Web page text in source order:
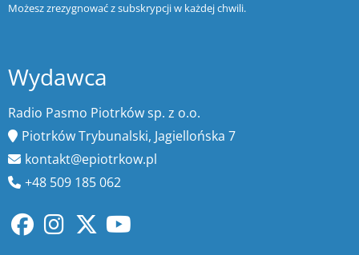
Możesz zrezygnować z subskrypcji w każdej chwili.
Wydawca
Radio Pasmo Piotrków sp. z o.o.
Piotrków Trybunalski, Jagiellońska 7
kontakt@epiotrkow.pl
+48 509 185 062